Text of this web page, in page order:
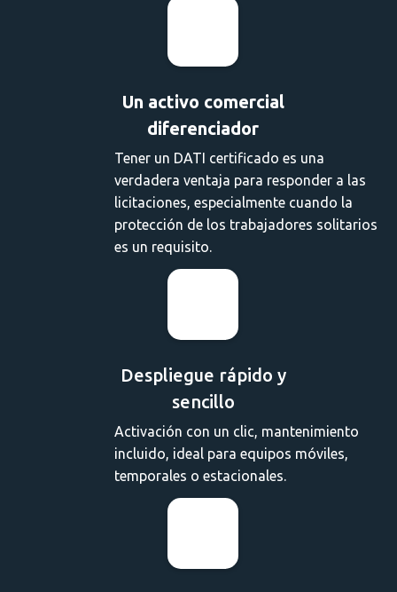
Un activo comercial
diferenciador
Tener un DATI certificado es una
verdadera ventaja para responder a las
licitaciones, especialmente cuando la
protección de los trabajadores solitarios
es un requisito.
Despliegue rápido y
sencillo
Activación con un clic, mantenimiento
incluido, ideal para equipos móviles,
temporales o estacionales.